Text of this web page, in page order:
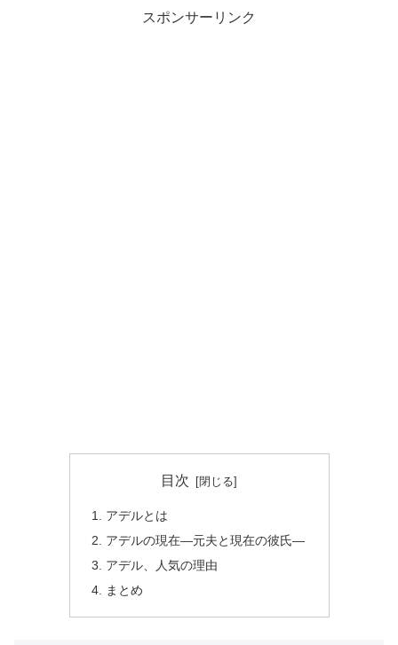
スポンサーリンク
目次
アデルとは
アデルの現在―元夫と現在の彼氏―
アデル、人気の理由
まとめ